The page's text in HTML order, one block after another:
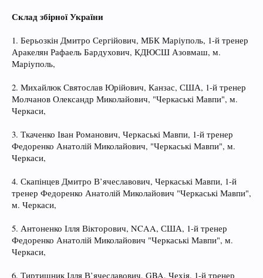
Склад збірної України
1. Берьозкін Дмитро Сергійович, МБК Маріуполь, 1-й тренер
Аракелян Рафаель Бардухович, КДЮСШ Азовмаш, м.
Маріуполь,
2. Михайлюк Святослав Юрійович, Канзас, США, 1-й тренер
Молчанов Олександр Миколайович, "Черкаські Мавпи", м.
Черкаси,
3. Ткаченко Іван Романович, Черкаські Мавпи, 1-й тренер
Федоренко Анатолій Миколайович, "Черкаські Мавпи", м.
Черкаси,
4. Скапінцев Дмитро В’ячеславович, Черкаські Мавпи, 1-й
тренер Федоренко Анатолій Миколайович "Черкаські Мавпи",
м. Черкаси,
5. Антоненко Ілля Вікторович, NCAA, США, 1-й тренер
Федоренко Анатолій Миколайович "Черкаські Мавпи", м.
Черкаси,
6. Тиртишник Ілля В’ячеславович, GBA, Чехія, 1-й тренер